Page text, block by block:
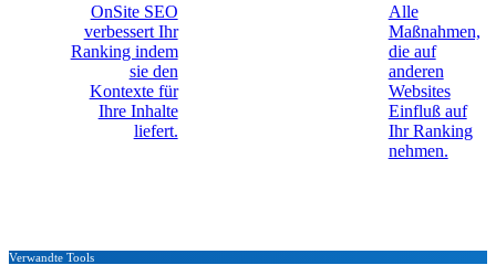
OnSite SEO
verbessert Ihr
Ranking indem
sie den
Kontexte für
Ihre Inhalte
liefert.
Alle
Maßnahmen,
die auf
anderen
Websites
Einfluß auf
Ihr Ranking
nehmen.
Verwandte Tools